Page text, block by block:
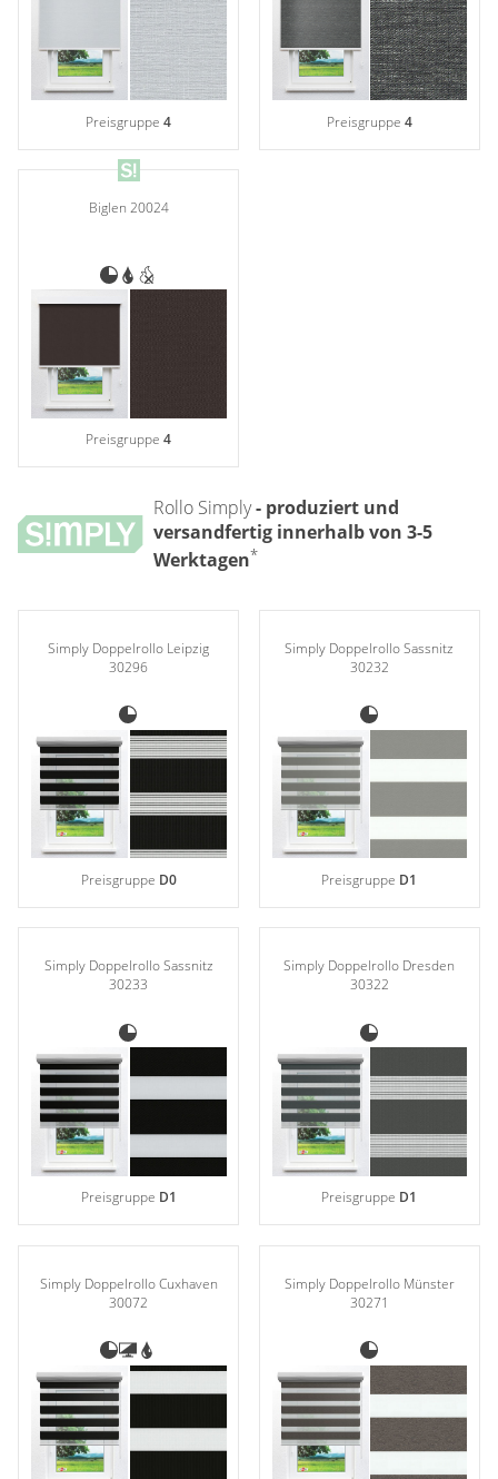
Preisgruppe4 Preisgruppe 4
Biglen 20024
Preisgruppe4
Rollo Simply- produziert und
versandfertig innerhalb von 3-5
Werktagen*
Simply Doppelrollo Leipzig
30296
Preisgruppe D0
Simply Doppelrollo Sassnitz
30232
Preisgruppe D1
Simply Doppelrollo Sassnitz
30233
Preisgruppe D1
Simply Doppelrollo Dresden
30322
Preisgruppe D1
Simply Doppelrollo Cuxhaven
30072
Simply Doppelrollo Münster
30271